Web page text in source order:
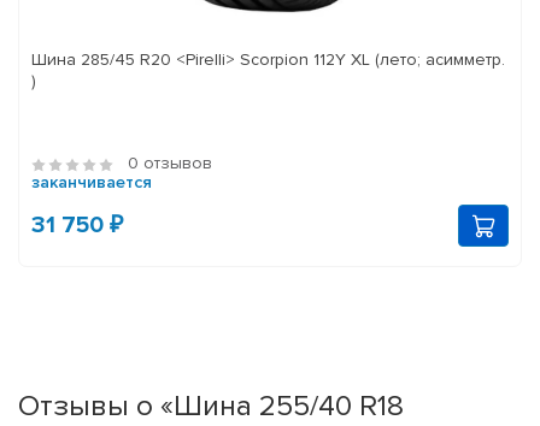
Шина 285/45 R20 <Pirelli> Scorpion 112Y XL (лето; асимметр.
)
0 отзывов
заканчивается
31 750 ₽
Отзывы о «Шина 255/40 R18